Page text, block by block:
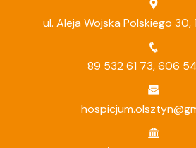
ul. Aleja Wojska Polskiego
89 532 61 73,606